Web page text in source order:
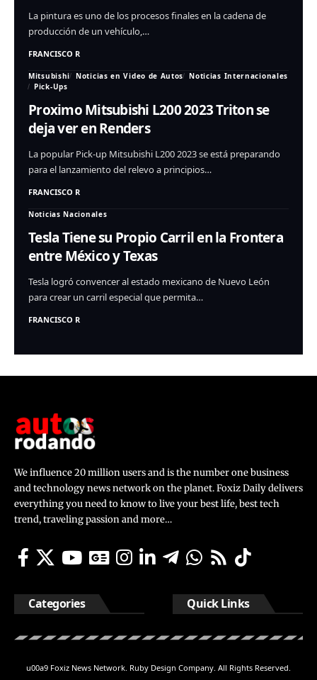
La pintura es uno de los procesos finales en la cadena de
producción de un vehículo,…
FRANCISCO R
Mitsubishi Noticias en Video de Autos
Noticias Internacionales
Pick-Ups
Proximo Mitsubishi L200 2023 Triton se
deja ver en Renders
La popular Pick-up Mitsubishi L200 2023 se está preparando
para el lanzamiento del relevo a principios…
FRANCISCO R
Noticias Nacionales
Tesla Tiene su Propio Carril en la Frontera
entre México y Texas
Tesla logró convencer al estado mexicano de Nuevo León
para crear un carril especial que permita…
FRANCISCO R
We influence 20 million users and is the number one business
and technology news network on the planet. Foxiz Daily delivers
everything you need to know to live your best life, best tech
trend, traveling passion and more…
Categories Quick Links
u00a9 Foxiz News Network. Ruby Design Company. All Rights Reserved.